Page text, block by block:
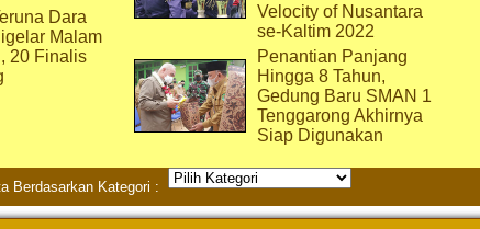
Dara
Malam
20 Finalis
Velocity of Nusantara
se-Kaltim 2022
Penantian Panjang
Hingga 8 Tahun,
Gedung Baru SMAN 1
Tenggarong Akhirnya
Siap Digunakan
Berdasarkan Kategori :